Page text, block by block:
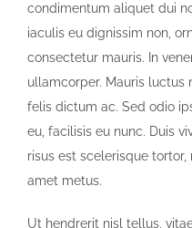
condimentum aliquet dui
iaculis eu dignissim non,
consectetur mauris. In
ullamcorper. Mauris luctus
felis dictum ac. Sed odio
eu, facilisis eu nunc. Duis
risus est scelerisque
amet metus.
Ut hendrerit nisl tellus,